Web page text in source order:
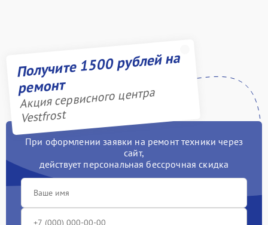
Получите 1500 рублей на
ремонт
Акция сервисного центра
Vestfrost
При оформлении заявки на ремонт техники через
сайт,
действует персональная бессрочная скидка